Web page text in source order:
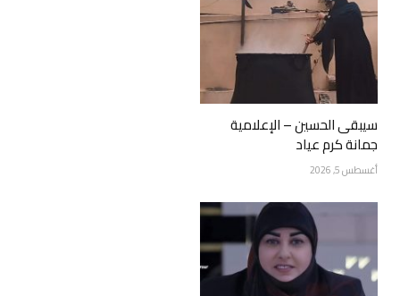
سيبقى الحسين – الإعلامية
جمانة كرم عياد
أغسطس 5, 2026